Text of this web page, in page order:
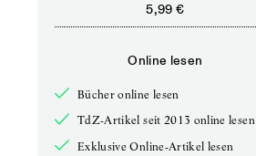
5,99 €
Online lesen
Bücher online lesen
TdZ-Artikel seit 2013 online lesen
Exklusive Online-Artikel lesen